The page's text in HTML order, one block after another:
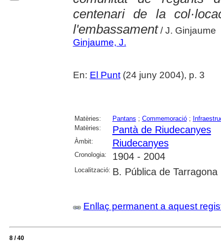
centenari de la
l'embassament/ J. Ginjaume
Ginjaume, J.
En: El Punt(24 juny 2004), p. 3
Matèries: Pantans ; Commemoració;
Matèries:
Pantà de Riudecanyes
Àmbit: Riudecanyes
Cronologia: 1904 - 2004
Localització: B. Pública de Tarragona
Enllaç permanent a aquest
8 / 40